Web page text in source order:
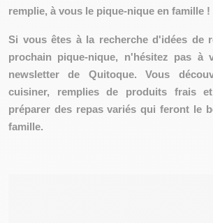
remplie, à vous le pique-nique en famille !
Si vous êtes à la recherche d'idées de
prochain pique-nique, n'hésitez pas à
newsletter de Quitoque. Vous
cuisiner, remplies de produits frais
préparer des repas variés qui feront le
famille.